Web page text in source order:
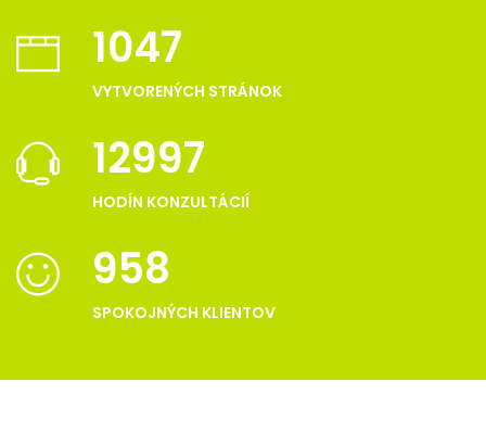
1047
VYTVORENÝCH STRÁNOK
12997
HODÍN KONZULTÁCIÍ
958
SPOKOJNÝCH KLIENTOV